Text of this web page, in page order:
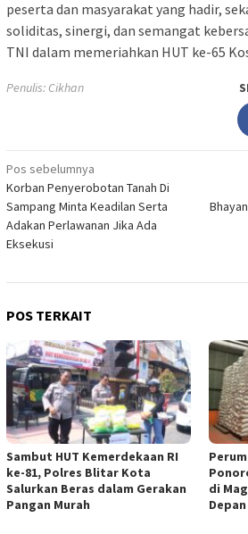
peserta dan masyarakat yang hadir,
soliditas, sinergi, dan semangat
TNI dalam memeriahkan HUT ke-65
Penulis: Cikhan
Navigasi
pos
Pos sebelumnya
Korban Penyerobotan Tanah Di
Sampang Minta Keadilan Serta
Adakan Perlawanan Jika Ada
Eksekusi
POS TERKAIT
Sambut HUT Kemerdekaan RI
ke-81, Polres Blitar Kota
Salurkan Beras dalam Gerakan
Pangan Murah
di
Depan